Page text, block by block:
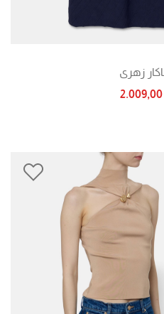
زهري
PRICE